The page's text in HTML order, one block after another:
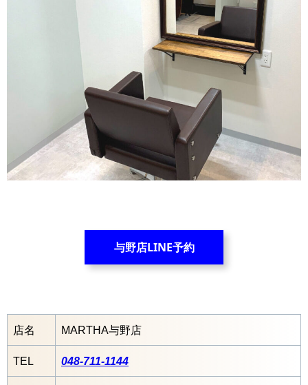
与野店LINE予約
店名 MARTHA与野店
TEL 048-711-1144